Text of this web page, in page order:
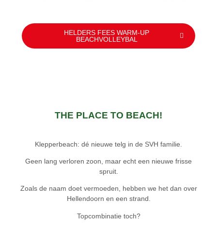
HELDERS FEES WARM-UP
BEACHVOLLEYBAL
THE PLACE TO BEACH!
Klepperbeach: dé nieuwe telg in de SVH familie.
Geen lang verloren zoon, maar echt een nieuwe frisse
spruit.
Zoals de naam doet vermoeden, hebben we het dan over
Hellendoorn en een strand.
Topcombinatie toch?